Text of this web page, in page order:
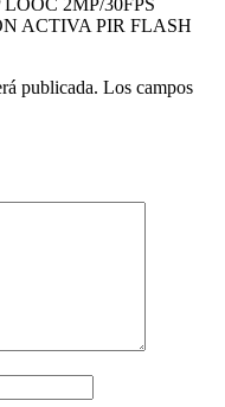
ACTIVA PIR FLASH
publicada. Los campos